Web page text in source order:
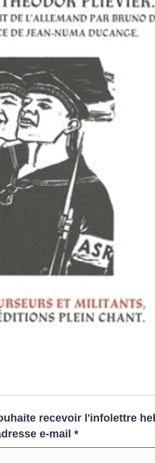
recevoir l'infolettre
e-mail *